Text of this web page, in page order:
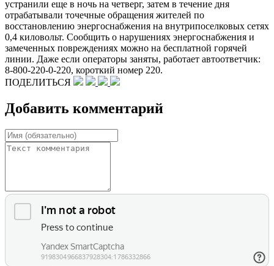
устранили еще в ночь на четверг, затем в течение дня
отрабатывали точечные обращения жителей по
восстановлению энергоснабжения на внутрипоселковых сетях
0,4 киловольт. Сообщить о нарушениях энергоснабжения и
замеченных повреждениях можно на бесплатной горячей
линии. Даже если операторы заняты, работает автоответчик:
8-800-220-0-220, короткий номер 220.
ПОДЕЛИТЬСЯ
Добавить комментарий